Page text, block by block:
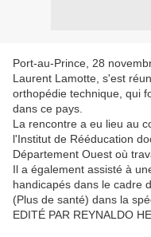
Port-au-Prince, 28
Laurent Lamotte, s'est
orthopédie technique, qui
dans ce pays.
La rencontre a eu lieu au
l'Institut de Rééducation
Département Ouest où
Il a également assisté à
handicapés dans le cadre
(Plus de santé) dans la
EDITÉ PAR REYNALDO